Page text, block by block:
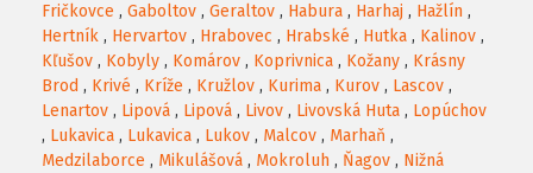
Fričkovce , Gaboltov , Geraltov , Habura , Harhaj , Hažlín ,
Hertník , Hervartov , Hrabovec , Hrabské , Hutka , Kalinov ,
Kľušov , Kobyly , Komárov , Koprivnica , Kožany , Krásny
Brod , Krivé , Kríže , Kružlov , Kurima , Kurov , Lascov ,
Lenartov , Lipová , Lipová , Livov , Livovská Huta , Lopúchov
, Lukavica , Lukavica , Lukov , Malcov , Marhaň ,
Medzilaborce , Mikulášová , Mokroluh , Ňagov , Nižná